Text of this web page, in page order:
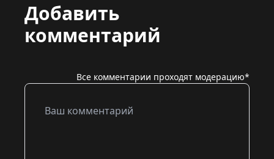
Добавить
комментарий
Все комментарии проходят модерацию*